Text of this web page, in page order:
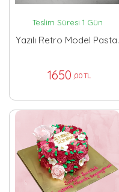
Teslim Süresi 1 Gün
Yazılı Retro Model Pasta.
1650 ,00 TL